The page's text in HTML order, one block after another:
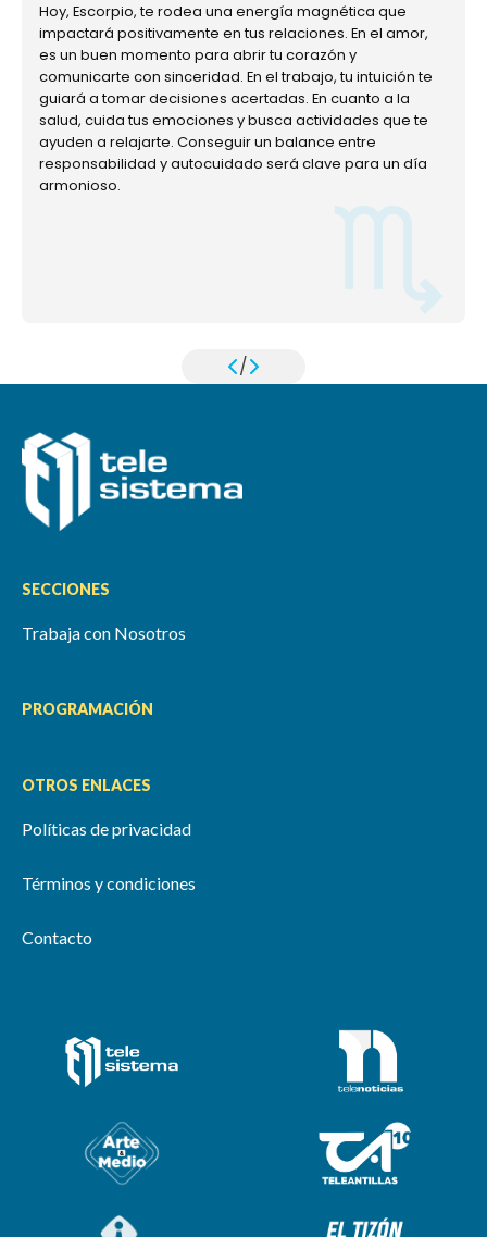
Hoy, Escorpio, te rodea una energía magnética que
impactará positivamente en tus relaciones. En el amor,
es un buen momento para abrir tu corazón y
comunicarte con sinceridad. En el trabajo, tu intuición te
guiará a tomar decisiones acertadas. En cuanto a la
salud, cuida tus emociones y busca actividades que te
ayuden a relajarte. Conseguir un balance entre
responsabilidad y autocuidado será clave para un día
armonioso.
/
SECCIONES
Trabaja con Nosotros
PROGRAMACIÓN
OTROS ENLACES
Políticas de privacidad
Términos y condiciones
Contacto